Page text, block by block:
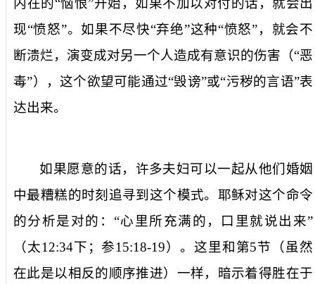
内在的“恼恨”开始，如果不加以对付的话，就会出
现“愤怒”。如果不尽快“弃绝”这种“愤怒”，就会不
断溃烂，演变成对另一个人造成有意识的伤害（“恶
毒”），这个欲望可能通过“毁谤”或“污秽的言语”表
达出来。
如果愿意的话，许多夫妇可以一起从他们婚姻
中最糟糕的时刻追寻到这个模式。耶稣对这个命令
的分析是对的：“心里所充满的，口里就说出来”
（太12:34下；参15:18-19）。这里和第5节（虽然
在此是以相反的顺序推进）一样，暗示着得胜在于